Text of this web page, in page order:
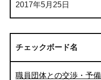
2017年5月25日
チェックボード名
職員団体との交渉・予